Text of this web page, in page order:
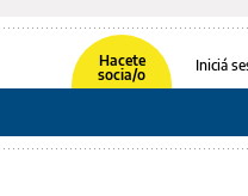
Hacete
socia/o
Iniciá